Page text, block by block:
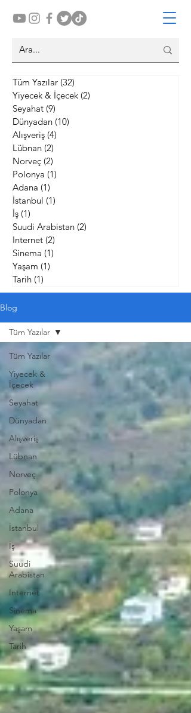
Tüm Yazılar (32)
Yiyecek & İçecek (2)
Seyahat (9)
Dünyadan (10)
Alışveriş (4)
Lübnan (2)
Norveç (2)
Polonya (1)
Adana (1)
İstanbul (1)
İş (1)
Suudi Arabistan (2)
Internet (2)
Sinema (1)
Yaşam (1)
Tarih (1)
Blog
Tüm Yazılar
Yiyecek &
İçecek
Seyahat
Dünyadan
Alışveriş
Lübnan
Norveç
Polonya
Adana
İstanbul
İş
Suudi
Arabistan
Internet
Sinema
Yaşam
Tarih
Tüm Yazılar